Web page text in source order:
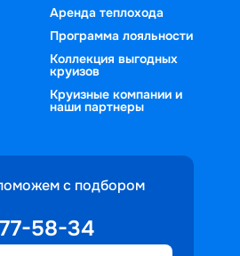
Аренда теплохода
Программа лояльности
Коллекция выгодных
круизов
Круизные компании и
наши партнеры
с подбором
58-34